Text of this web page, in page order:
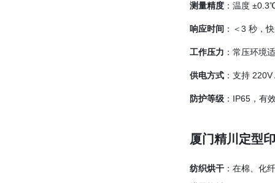
测量精度 ：温度
响应时间 ：＜3 秒，
工作压力 ：常压环境
供电方式 ：支持
防护等级 ：IP65，有
厦门精川定型
纺织烘干 ：在棉、化